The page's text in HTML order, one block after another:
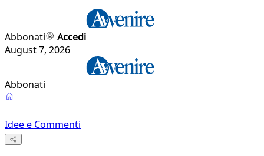
Abbonati
Accedi
August 7, 2026
Abbonati
Idee e Commenti